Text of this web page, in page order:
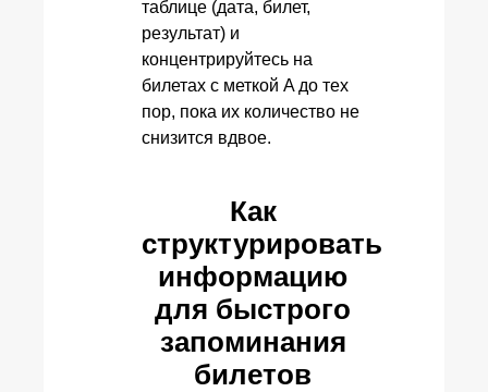
таблице (дата, билет,
результат) и
концентрируйтесь на
билетах с меткой A до тех
пор, пока их количество не
снизится вдвое.
Как
структурировать
информацию
для быстрого
запоминания
билетов